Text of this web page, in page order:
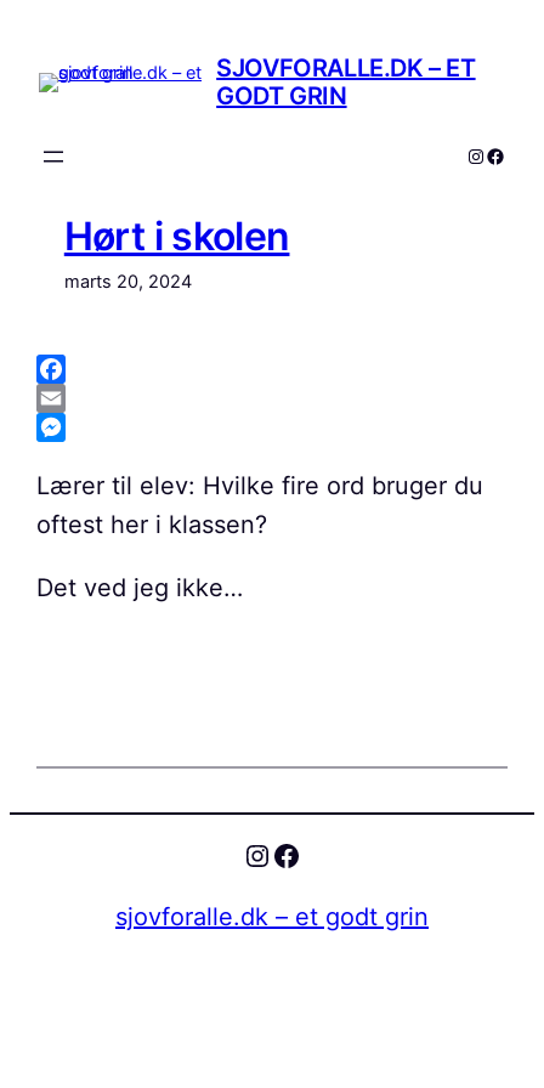
indhold
SJOVFORALLE.DK – ET
GODT GRIN
Hørt i skolen
marts 20, 2024
Facebook
Email
Lærer til elev: Hvilke fire ord bruger du
oftest her i klassen?
Det ved jeg ikke…
Instagram
Facebook
sjovforalle.dk – et godt grin